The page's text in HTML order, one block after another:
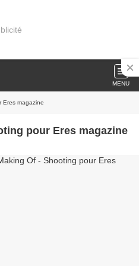
MENU
Eres magazine
pour Eres magazine